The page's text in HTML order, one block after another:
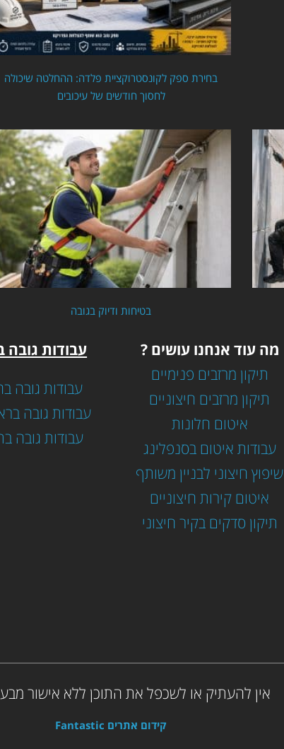
בחירת ספק לקונסטרוקציית פלדה: ההחלטה שיכולה
לחסוך חודשים של עיכובים
בטיחות ודיוק בגובה
מה עוד אנחנו עושים ?
תיקון מרזבים פנימיים
תיקון מרזבים חיצוניים
איטום חלונות
עבודות איטום בסנפלינג
שיפוץ חיצוני לבניין משותף
איטום קירות חיצוניים
תיקון סדקים בקיר חיצוני
עבודות גובה
עבודות גובה
עבודות גובה
עבודות גובה
אין להעתיק או לשכפל את התוכן ללא אישור
קידום אתרים Fantastic